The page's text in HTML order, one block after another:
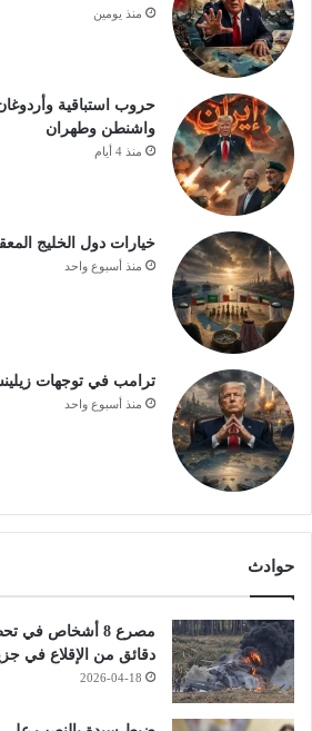
منذ يومين
حروب استباقية
واشنطن وطهران
منذ 4 أيام
خيارات دول الخليج
منذ أسبوع واحد
ترامب في توجهات
منذ أسبوع واحد
حوادث
مصرع 8 أشخاص في
دقائق من الإقلاع في
2026-04-18